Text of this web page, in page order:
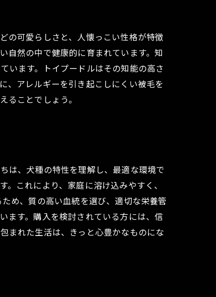
の可愛らしさと、人懐っこい性格が特徴
自然の中で健康的に育まれています。知
います。トイプードルはその知能の高さ
、アレルギーを引き起こしにくい被毛を
ことでしょう。
は、犬種の特性を理解し、最適な環境で
これにより、家庭に溶け込みやすく、
め、質の高い血統を選び、適切な栄養管
ます。購入を検討されている方には、信
まれた生活は、きっと心豊かなものにな